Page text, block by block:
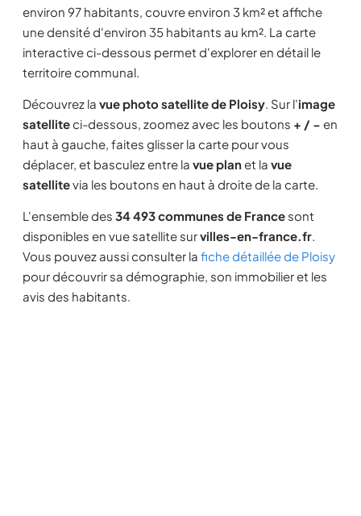
environ 97 habitants, couvre environ 3 km² et affiche
une densité d'environ 35 habitants au km². La carte
interactive ci-dessous permet d'explorer en détail le
territoire communal.
Découvrez la vue photo satellite de Ploisy. Sur l'image
satelliteci-dessous, zoomez avec les boutons + / − en
haut à gauche, faites glisser la carte pour vous
déplacer, et basculez entre la vue planet la vue
satellitevia les boutons en haut à droite de la carte.
L'ensemble des 34 493 communes de France sont
disponibles en vue satellite survilles-en-france.fr.
Vous pouvez aussi consulter la fiche détaillée de Ploisy
pour découvrir sa démographie, son immobilier et les
avis des habitants.